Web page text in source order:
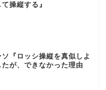
操縦する』
ソ『ロッシ操縦を真似しよ
たが、できなかった理由